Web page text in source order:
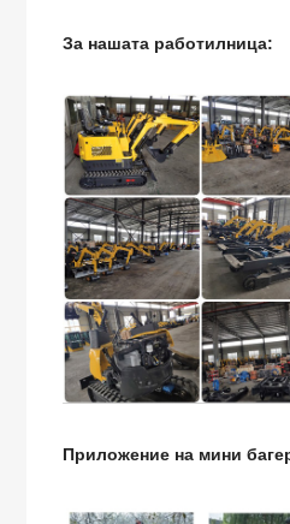
За нашата работилница:
Приложение на мини